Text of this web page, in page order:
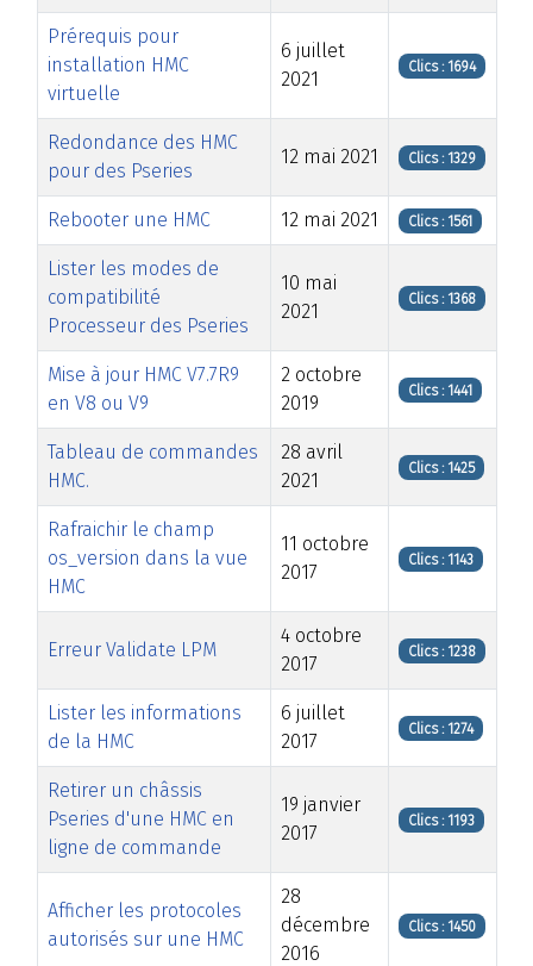
Prérequis pour
installation HMC
virtuelle
6 juillet
2021
Clics : 1694
Redondance des HMC
pour des Pseries
12 mai 2021 Clics : 1329
Rebooter une HMC 12 mai 2021 Clics : 1561
Lister les modes de
compatibilité
Processeur des Pseries
10 mai
2021
Clics : 1368
Mise à jour HMC V7.7R9
en V8 ou V9
2 octobre
2019
Clics : 1441
Tableau de commandes
HMC.
28 avril
2021
Clics : 1425
Rafraichir le champ
os_version dans la vue
HMC
11 octobre
2017
Clics : 1143
Erreur Validate LPM
4 octobre
2017
Clics : 1238
Lister les informations
de la HMC
6 juillet
2017
Clics : 1274
Retirer un châssis
Pseries d'une HMC en
ligne de commande
19 janvier
2017
Clics : 1193
Afficher les protocoles
autorisés sur une HMC
28
décembre
2016
Clics : 1450